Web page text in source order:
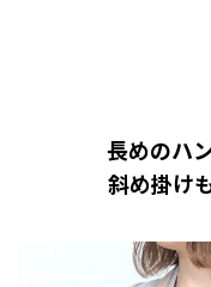
長めのハ
斜め掛け